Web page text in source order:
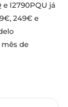
e I2790PQU já
249€ e
de